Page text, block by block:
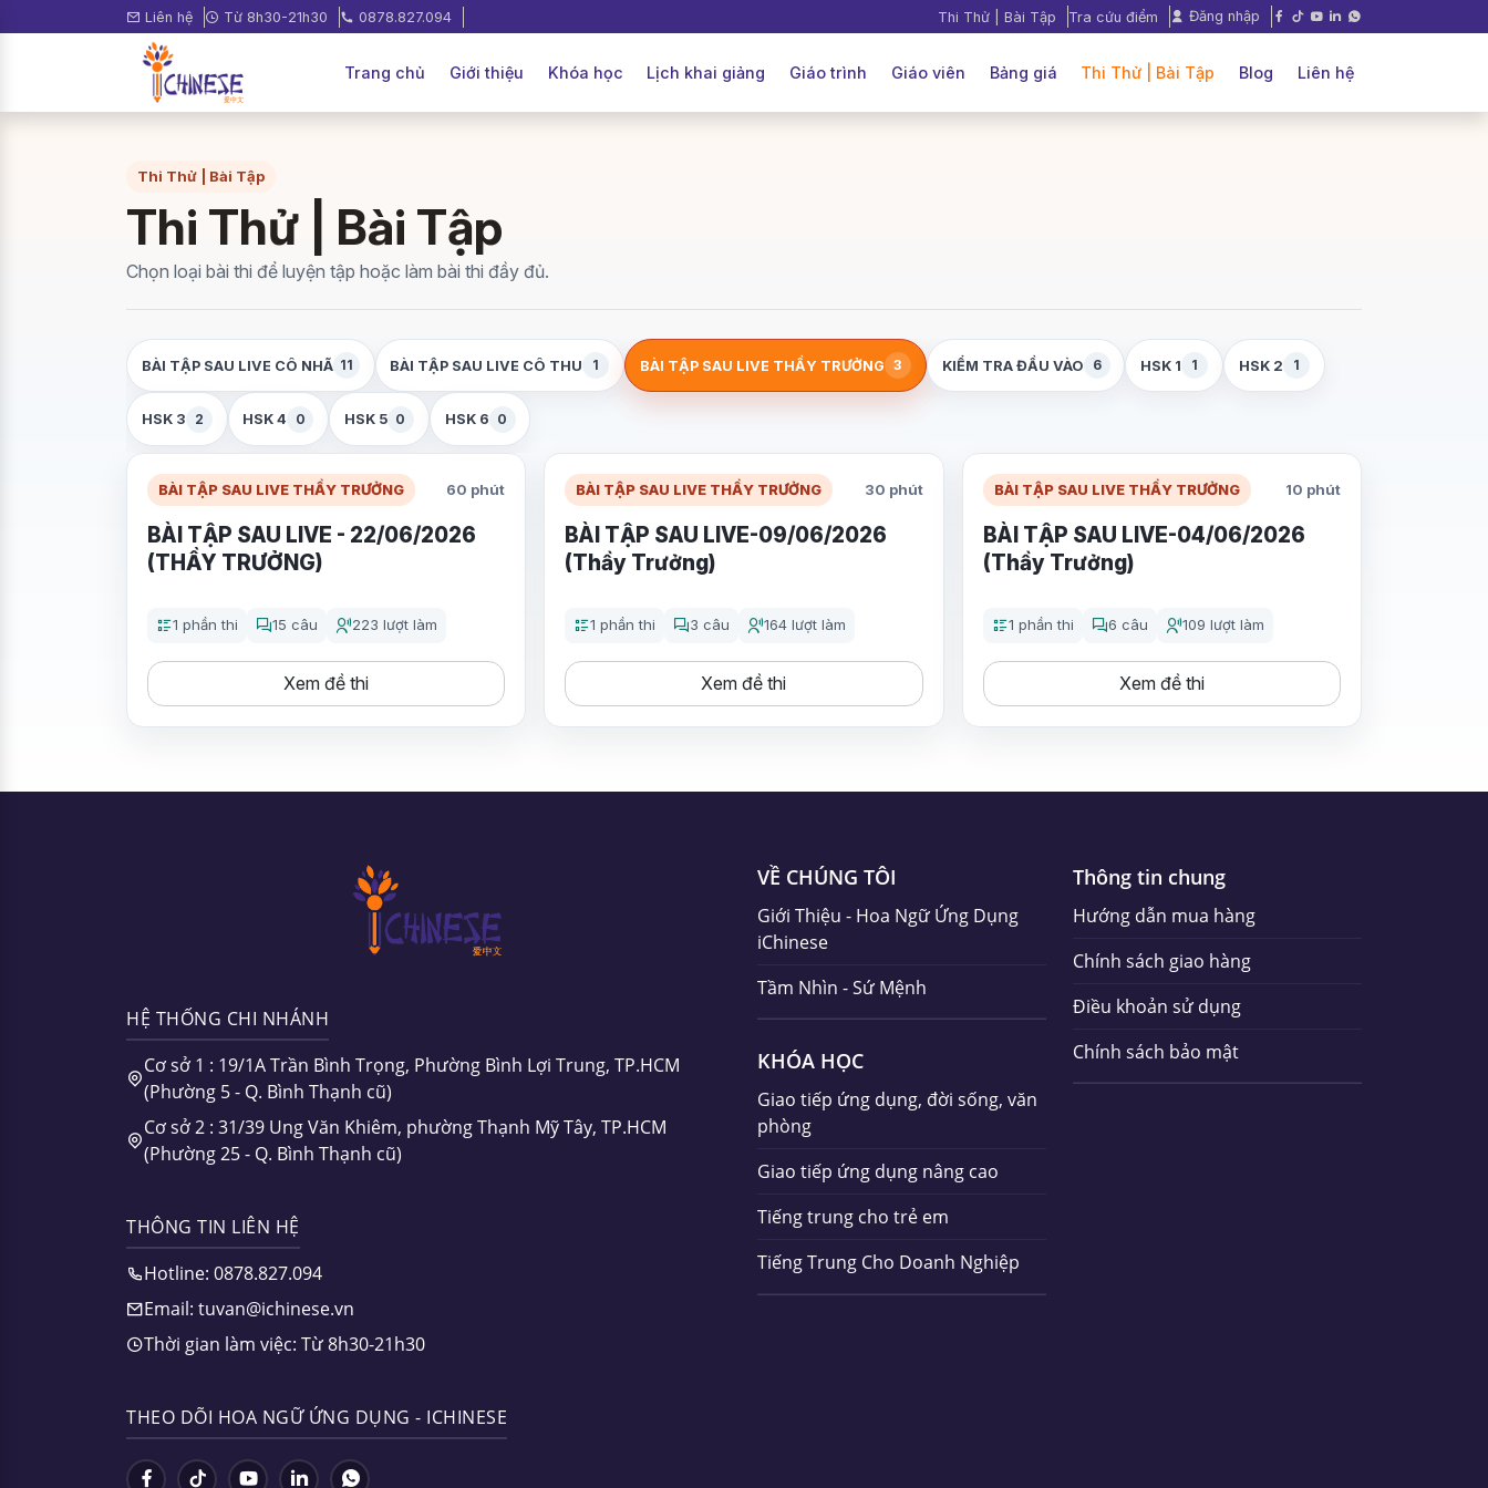
Liên hệ Từ 8h30-21h30 0878.827.094 Thi Thử | Bài Tập Tra cứu điểm Đăng nhập
Trang chủ Giới thiệu Khóa học Lịch khai giảng Giáo trình Giáo viên Bảng giá Thi Thử | Bài Tập Blog Liên hệ
Thi Thử | Bài Tập
Thi Thử | Bài Tập
Chọn loại bài thi để luyện tập hoặc làm bài thi đầy đủ.
BÀI TẬP SAU LIVE CÔ NHÃ 11 BÀI TẬP SAU LIVE CÔ THU 1 BÀI TẬP SAU LIVE THẦY TRƯỞNG 3 KIỂM TRA ĐẦU VÀO 6 HSK 1 1 HSK 2 1
HSK 3 2 HSK 4 0 HSK 5 0 HSK 6 0
BÀI TẬP SAU LIVE THẦY TRƯỞNG 60 phút
BÀI TẬP SAU LIVE - 22/06/2026
(THẦY TRƯỞNG)
1 phần thi 15 câu 223 lượt làm
Xem đề thi
BÀI TẬP SAU LIVE THẦY TRƯỞNG 30 phút
BÀI TẬP SAU LIVE-09/06/2026
(Thầy Trưởng)
1 phần thi 3 câu 164 lượt làm
Xem đề thi
BÀI TẬP SAU LIVE THẦY TRƯỞNG 10 phút
BÀI TẬP SAU LIVE-04/06/2026
(Thầy Trưởng)
1 phần thi 6 câu 109 lượt làm
Xem đề thi
HỆ THỐNG CHI NHÁNH
Cơ sở 1 : 19/1A Trần Bình Trọng, Phường Bình Lợi Trung, TP.HCM
(Phường 5 - Q. Bình Thạnh cũ)
Cơ sở 2 : 31/39 Ung Văn Khiêm, phường Thạnh Mỹ Tây, TP.HCM
(Phường 25 - Q. Bình Thạnh cũ)
THÔNG TIN LIÊN HỆ
Hotline: 0878.827.094
Email: tuvan@ichinese.vn
Thời gian làm việc: Từ 8h30-21h30
THEO DÕI HOA NGỮ ỨNG DỤNG - ICHINESE
VỀ CHÚNG TÔI
Giới Thiệu - Hoa Ngữ Ứng Dụng
iChinese
Tầm Nhìn - Sứ Mệnh
KHÓA HỌC
Giao tiếp ứng dụng, đời sống, văn
phòng
Giao tiếp ứng dụng nâng cao
Tiếng trung cho trẻ em
Tiếng Trung Cho Doanh Nghiệp
Thông tin chung
Hướng dẫn mua hàng
Chính sách giao hàng
Điều khoản sử dụng
Chính sách bảo mật